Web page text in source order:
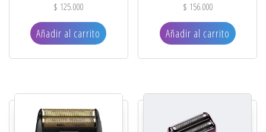
$ 125.000
Añadir al carrito
$ 156.000
Añadir al carrito